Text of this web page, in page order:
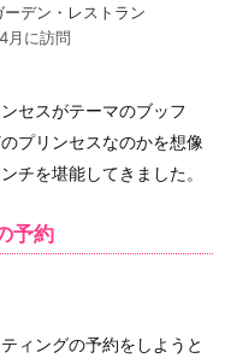
デン・レストラン
月に訪問
セスがテーマのブッフ
プリンセスなのかを想像
チを堪能してきました。
予約
ィングの予約をしようと